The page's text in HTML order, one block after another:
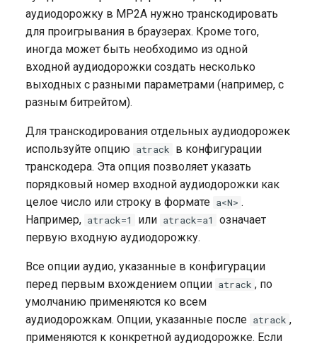
Как создать свой IPTV-
телеканал (серверный
плейлист)
Захват NDI источника
Захват мультикаста
Захват потока по RTMP
Захват потока по SRT
Прием публикации по SRT
Публикация по WebRTC
Публикация по RTMP во
Flussonic
Публикация из OBS Studio
Middleware
Как сохранить записи
телепередач для nPVR
Как сделать отложенный
просмотр в другом
часовом поясе
Резервирование архива
Как быстро скопировать
архив DVR на второй
сервер и увеличить
одновременное
количество зрителей
Запись архива DVR на NAS
Мультибитрейтный
плейлист из файлов
Кэш
Воспроизведение SRT
Воспроизведение MSS
HTML5 (MSE-LD)
воспроизведение с низкой
задержкой
JPEG-криншоты
MP4 видео-скриншоты
Наложение логотипа
Вставка видео на сайт
(embed.html)
Рекомендации по
созданию клиентского
приложения
токена
Авторизация
проигрывания по SRT
Как ограничить доступ по
IP-адресам
Domain lock
Как настроить два
авторизационных бекенда
CORS для защиты плеера
GeoIP
Ограничение количества
сессий на пользователя
Как зарезервировать
захват источника
Резервирование
транскодеров с cluster
ingest
аудиодорожку в MP2A нужно транскодировать
для проигрывания в браузерах. Кроме того,
иногда может быть необходимо из одной
входной аудиодорожки создать несколько
выходных с разными параметрами (например, с
разным битрейтом).
Для транскодирования отдельных аудиодорожек
используйте опцию atrack в конфигурации
транскодера. Эта опция позволяет указать
порядковый номер входной аудиодорожки как
целое число или строку в формате а<N> .
Например, atrack=1 или atrack=a1
означает
первую входную аудиодорожку.
Все опции аудио, указанные в конфигурации
перед первым вхождением опции atrack , по
умолчанию применяются ко всем
аудиодорожкам. Опции, указанные после atrack ,
применяются к конкретной аудиодорожке. Если